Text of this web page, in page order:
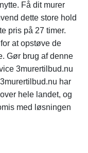
Få dit murer
dette store hold
pris på 27 timer.
at opstøve de
Gør brug af denne
3murertilbud.nu
har
hele landet, og
med løsningen